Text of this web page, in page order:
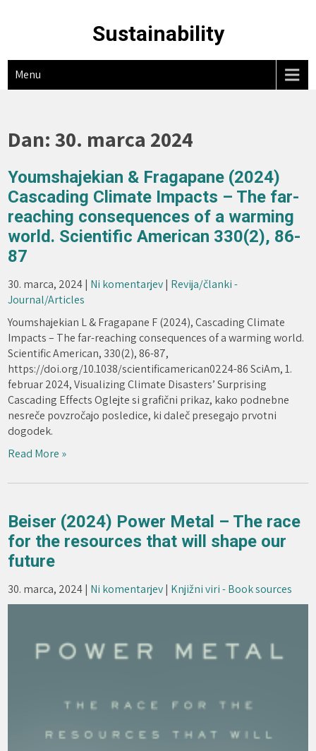
Sustainability
Menu
Dan:30. marca 2024
Youmshajekian & Fragapane (2024)
Cascading Climate Impacts – The far-
reaching consequences of a warming
world. Scientific American 330(2), 86-
87
30. marca, 2024| Ni komentarjev| Revija/članki -
Journal/Articles
Youmshajekian L & Fragapane F (2024), Cascading Climate
Impacts – The far-reaching consequences of a warming world.
Scientific American, 330(2), 86-87,
https://doi.org/10.1038/scientificamerican0224-86 SciAm, 1.
februar 2024, Visualizing Climate Disasters’ Surprising
Cascading Effects Oglejte si grafični prikaz, kako podnebne
nesreče povzročajo posledice, ki daleč presegajo prvotni
dogodek.
Read More »
Beiser (2024) Power Metal – The race
for the resources that will shape our
future
30. marca, 2024| Ni komentarjev| Knjižni viri - Book sources